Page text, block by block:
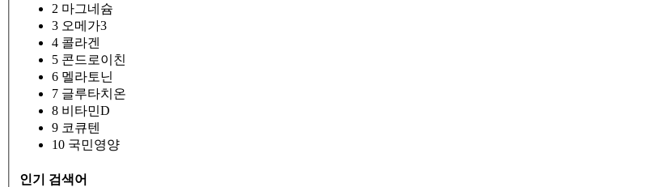
2 마그네슘
3 오메가3
4 콜라겐
5 콘드로이친
6 멜라토닌
7 글루타치온
8 비타민D
9 코큐텐
10 국민영양
인기 검색어